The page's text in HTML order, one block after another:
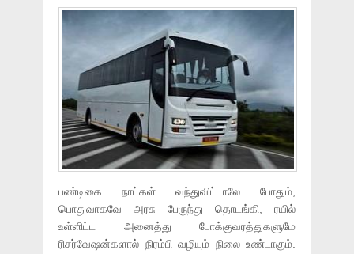
பண்டிகை நாட்கள் வந்துவிட்டாலே போதும்,
பொதுவாகவே அரசு பேருந்து தொடங்கி, ரயில்
உள்ளிட்ட அனைத்து போக்குவரத்துகளுமே
ரிசர்வேஷன்களால் நிரம்பி வழியும் நிலை உண்டாகும்.